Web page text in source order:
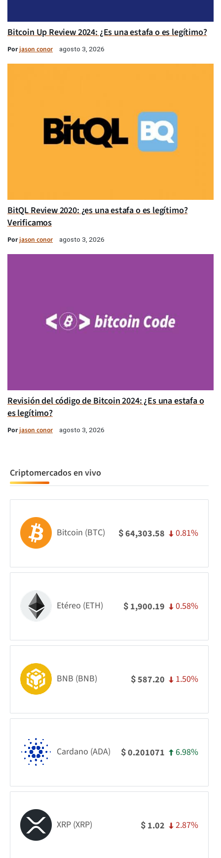
Bitcoin Up Review 2024: ¿Es una estafa o es legítimo?
Porjason conor agosto 3, 2026
BitQL Review 2020: ¿es una estafa o es legítimo?
Verificamos
Porjason conor agosto 3, 2026
Revisión del código de Bitcoin 2024: ¿Es una estafa o
es legítimo?
Porjason conor agosto 3, 2026
Criptomercados en vivo
Bitcoin (BTC) $64,303.58 0.81%
Etéreo (ETH) $ 1,900.19 0.58%
BNB (BNB) $587.20 1.50%
Cardano (ADA) $0.201071 6.98%
XRP (XRP) $ 1.02 2.87%